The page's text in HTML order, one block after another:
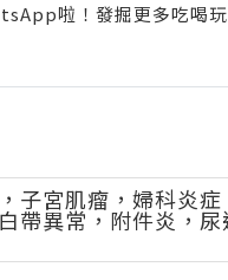
啦！發掘更多吃喝玩
子宮肌瘤，婦科炎
帶異常，附件炎，